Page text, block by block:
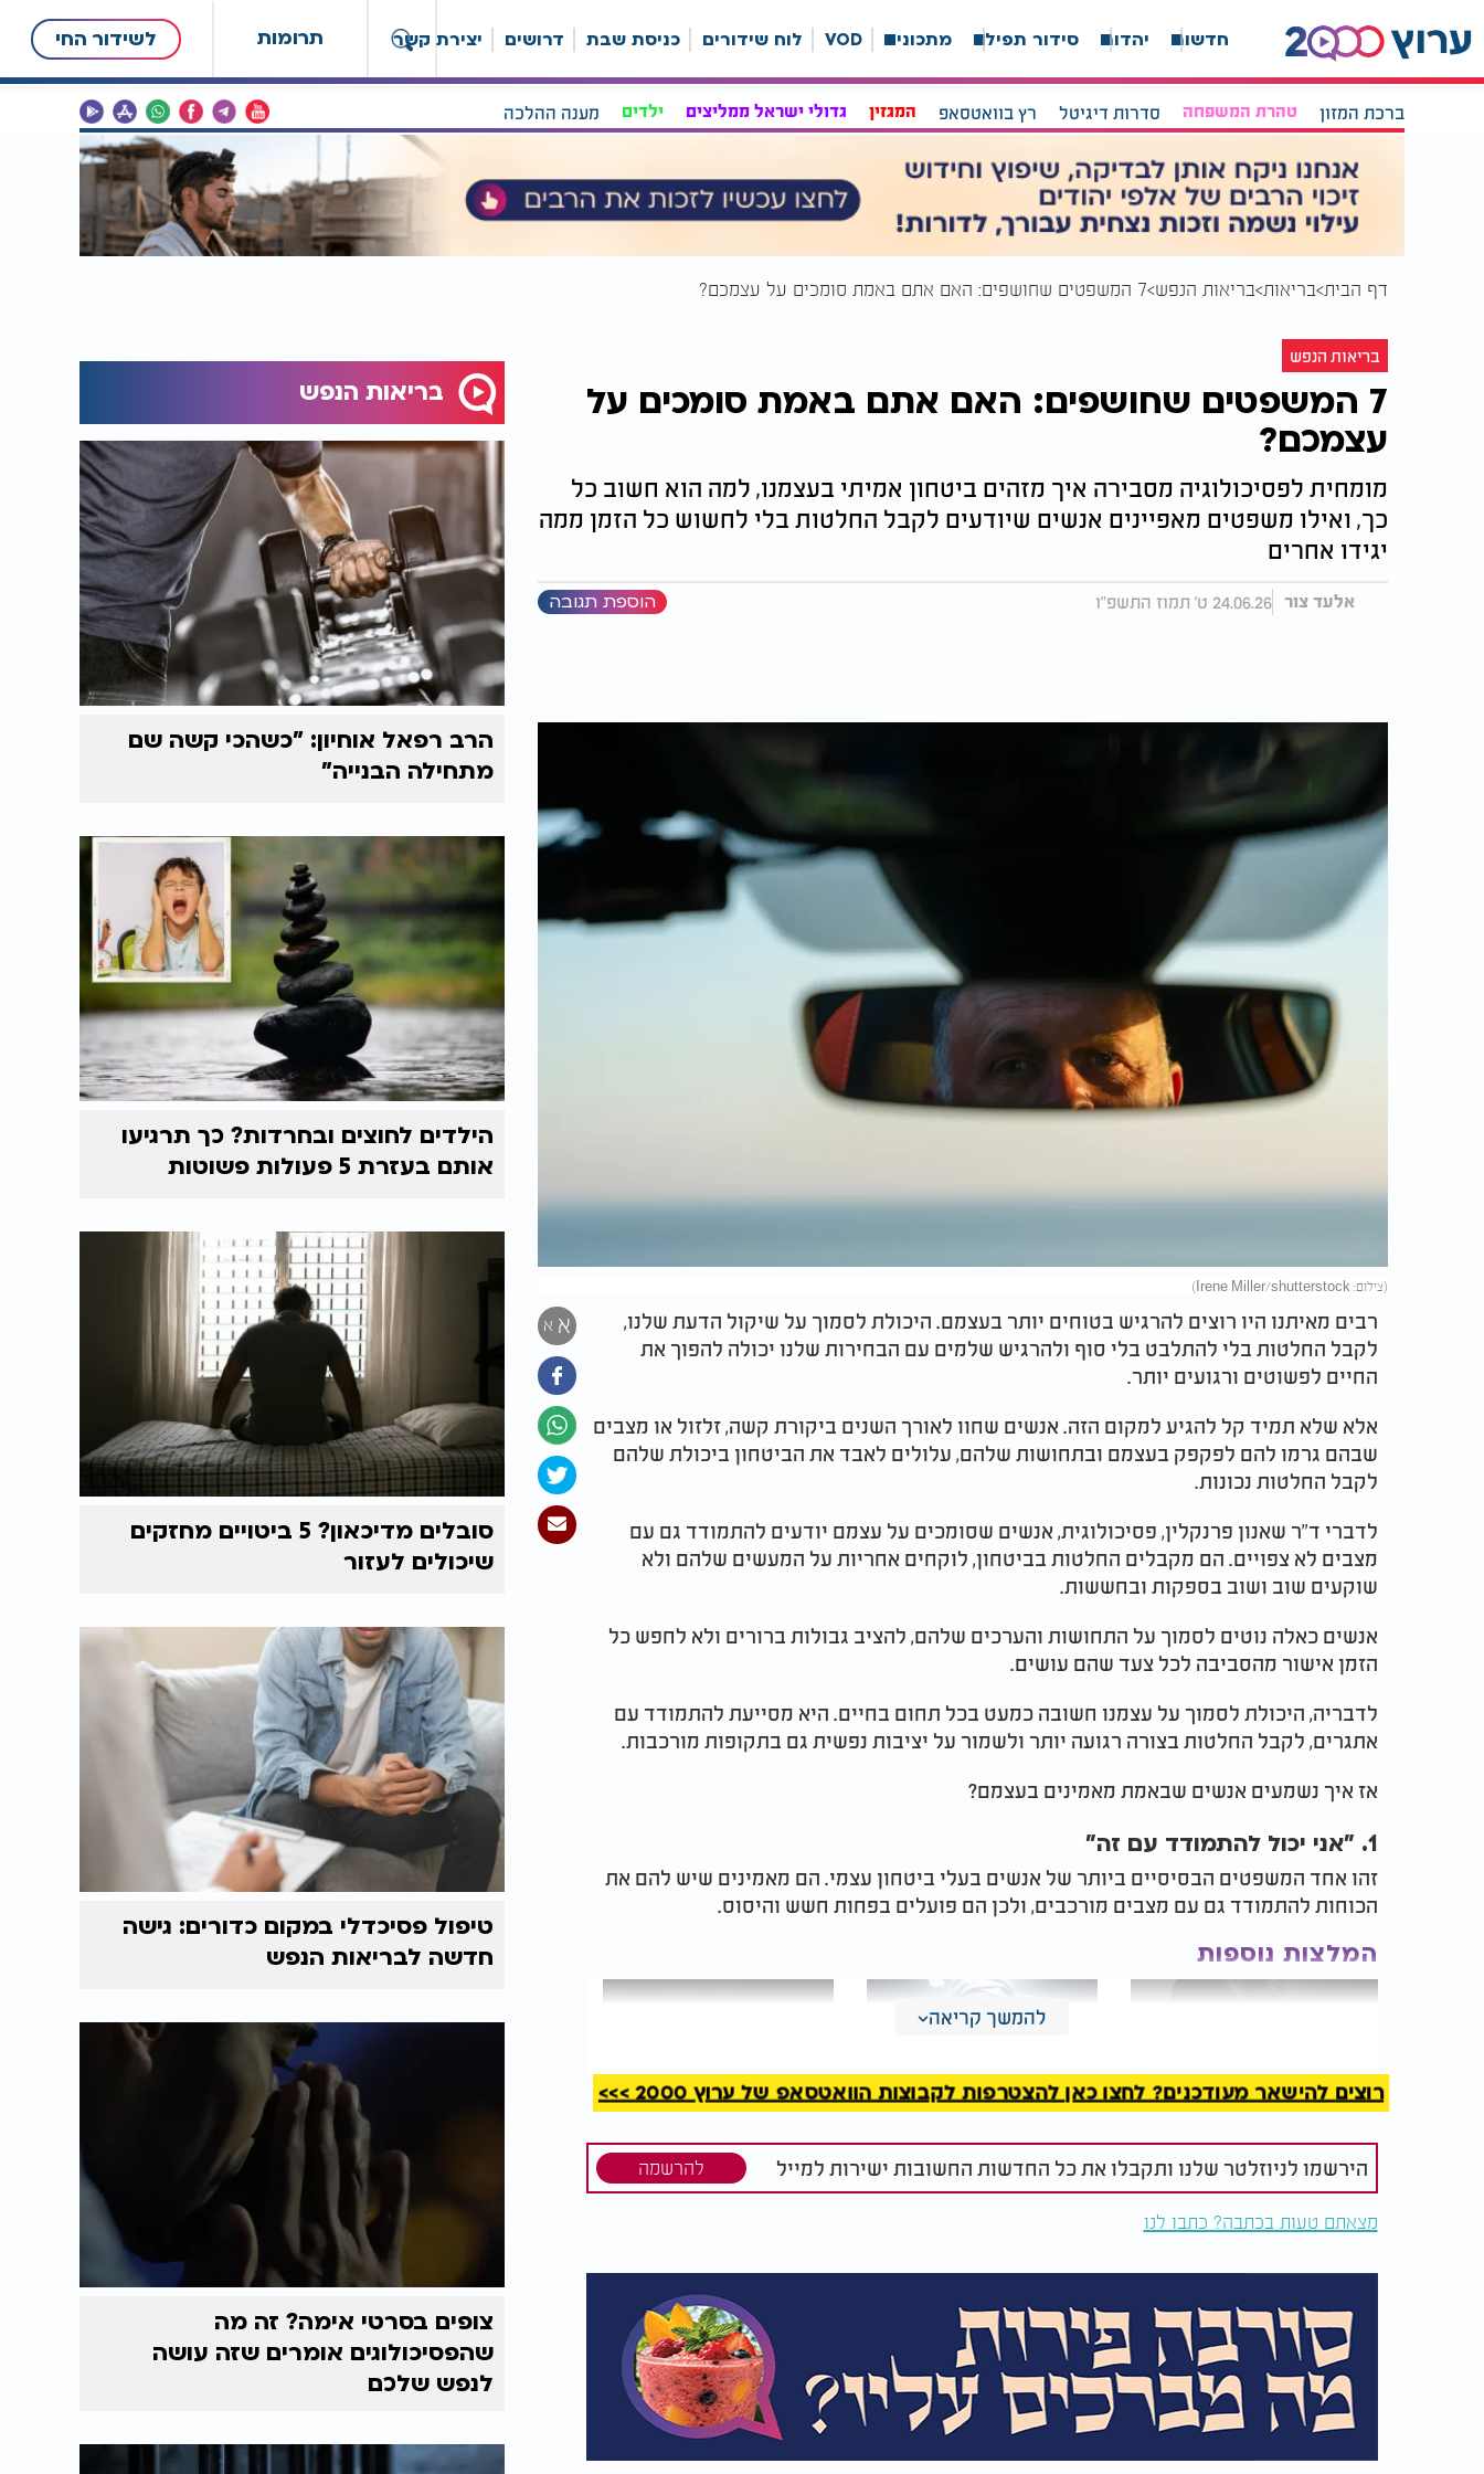
תרומות לשידור החי חדשות יהדות סידור תפילה מתכונים VOD לוח שידורים כניסת שבת דרושים יצירת קשר
ברכת המזון טהרת המשפחה סדרות דיגיטל רץ בוואטסאפ המגזין גדולי ישראל ממליצים ילדים מענה ההלכה
דף הבית בריאות בריאות הנפש 7 המשפטים שחושפים: האם אתם באמת סומכים על עצמכם?
בריאות הנפש
7 המשפטים שחושפים: האם אתם באמת סומכים על
עצמכם?
מומחית לפסיכולוגיה מסבירה איך מזהים ביטחון אמיתי בעצמנו, למה הוא חשוב כל
כך, ואילו משפטים מאפיינים אנשים שיודעים לקבל החלטות בלי לחשוש כל הזמן ממה
יגידו אחרים
אלעד צור 24.06.26 ט' תמוז התשפ"ו הוספת תגובה
(צילום: Irene Miller/shutterstock)
א א
רבים מאיתנו היו רוצים להרגיש בטוחים יותר בעצמם. היכולת לסמוך על שיקול הדעת שלנו,
לקבל החלטות בלי להתלבט בלי סוף ולהרגיש שלמים עם הבחירות שלנו יכולה להפוך את
החיים לפשוטים ורגועים יותר.
אלא שלא תמיד קל להגיע למקום הזה. אנשים שחוו לאורך השנים ביקורת קשה, זלזול או מצבים
שבהם גרמו להם לפקפק בעצמם ובתחושות שלהם, עלולים לאבד את הביטחון ביכולת שלהם
לקבל החלטות נכונות.
לדברי ד"ר שאנון פרנקלין, פסיכולוגית, אנשים שסומכים על עצמם יודעים להתמודד גם עם
מצבים לא צפויים. הם מקבלים החלטות בביטחון, לוקחים אחריות על המעשים שלהם ולא
שוקעים שוב ושוב בספקות ובחששות.
אנשים כאלה נוטים לסמוך על התחושות והערכים שלהם, להציב גבולות ברורים ולא לחפש כל
הזמן אישור מהסביבה לכל צעד שהם עושים.
לדבריה, היכולת לסמוך על עצמנו חשובה כמעט בכל תחום בחיים. היא מסייעת להתמודד עם
אתגרים, לקבל החלטות בצורה רגועה יותר ולשמור על יציבות נפשית גם בתקופות מורכבות.
אז איך נשמעים אנשים שבאמת מאמינים בעצמם?
1. "אני יכול להתמודד עם זה"
זהו אחד המשפטים הבסיסיים ביותר של אנשים בעלי ביטחון עצמי. הם מאמינים שיש להם את
הכוחות להתמודד גם עם מצבים מורכבים, ולכן הם פועלים בפחות חשש והיסוס.
המלצות נוספות
די לאימפולסיביות: יש פחד
שזורק אתכם לתגובות
בלתי נשלטות?
מרגישים בלתי נראים? 5
דרכים להרגיש מוערכים
יותר
איך חולה סכיזופרניה
חווה את החיים?
2. "אקבל החלטה, ואם אצטרך אעשה שינויים בהמשך"
אנשים שסומכים על עצמם מבינים שלא כל החלטה חייבת להיות מושלמת. הם יודעים לקבל
החלטה ולהתקדם, מתוך הבנה שאם יהיה צורך אפשר לתקן ולשנות בהמשך הדרך.
מי שסומך על עצמו מאמין ביכולות שלו. הוא לא נותן לדעות של אחרים לקבוע עבורו מה הוא
להמשך קריאה
רוצים להישאר מעודכנים? לחצו כאן להצטרפות לקבוצות הוואטסאפ של ערוץ 2000 >>>
הירשמו לניוזלטר שלנו ותקבלו את כל החדשות החשובות ישירות למייל להרשמה
מצאתם טעות בכתבה? כתבו לנו
בריאות הנפש
הרב רפאל אוחיון: "כשהכי קשה שם
מתחילה הבנייה"
הילדים לחוצים ובחרדות? כך תרגיעו
אותם בעזרת 5 פעולות פשוטות
סובלים מדיכאון? 5 ביטויים מחזקים
שיכולים לעזור
טיפול פסיכדלי במקום כדורים: גישה
חדשה לבריאות הנפש
צופים בסרטי אימה? זה מה
שהפסיכולוגים אומרים שזה עושה
לנפש שלכם